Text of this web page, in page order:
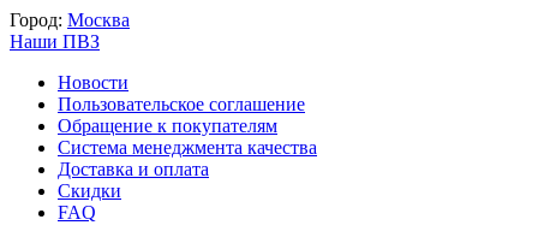
Город: Москва
Наши ПВЗ
Новости
Пользовательское соглашение
Обращение к покупателям
Система менеджмента качества
Доставка и оплата
Скидки
FAQ